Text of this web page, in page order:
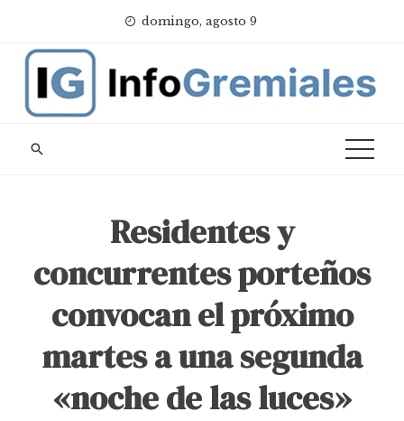
content
domingo, agosto 9
Residentes y
concurrentes porteños
convocan el próximo
martes a una segunda
«noche de las luces»